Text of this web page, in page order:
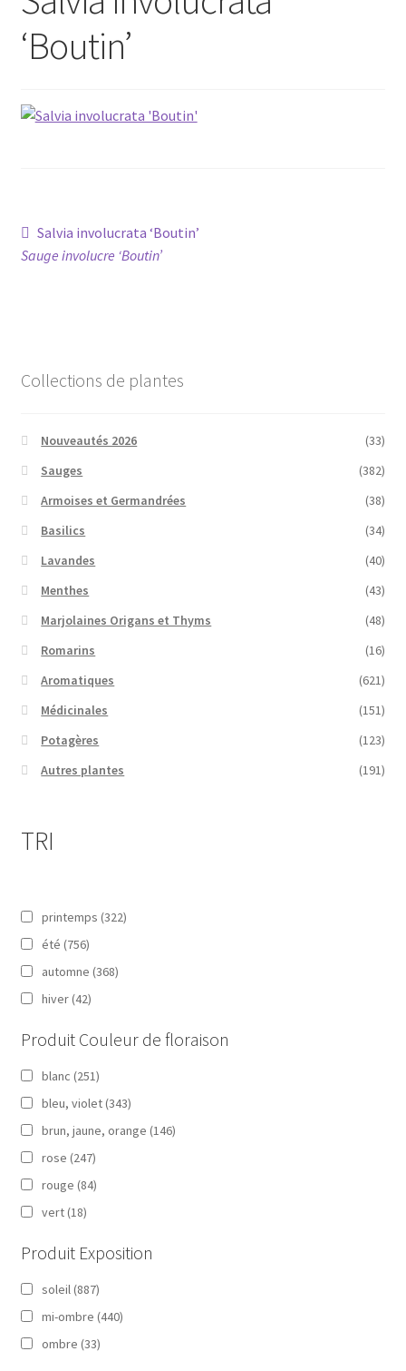
Conseils
‘Boutin’
Navigation
de
Article
précédent :
Salvia involucrata ‘Boutin’
Sauge involucre ‘Boutin’
Collections de plantes
Nouveautés 2026
(33)
Sauges
(382)
Armoises et Germandrées
(38)
Basilics
(34)
Lavandes
(40)
Menthes
(43)
Marjolaines Origans et Thyms
(48)
Romarins
(16)
Aromatiques
(621)
Médicinales
(151)
Potagères
(123)
Autres plantes
(191)
TRI
printemps (322)
été (756)
automne (368)
hiver (42)
Produit Couleur de floraison
blanc (251)
bleu, violet (343)
brun, jaune, orange (146)
rose (247)
rouge (84)
vert (18)
Produit Exposition
soleil (887)
mi-ombre (440)
ombre (33)